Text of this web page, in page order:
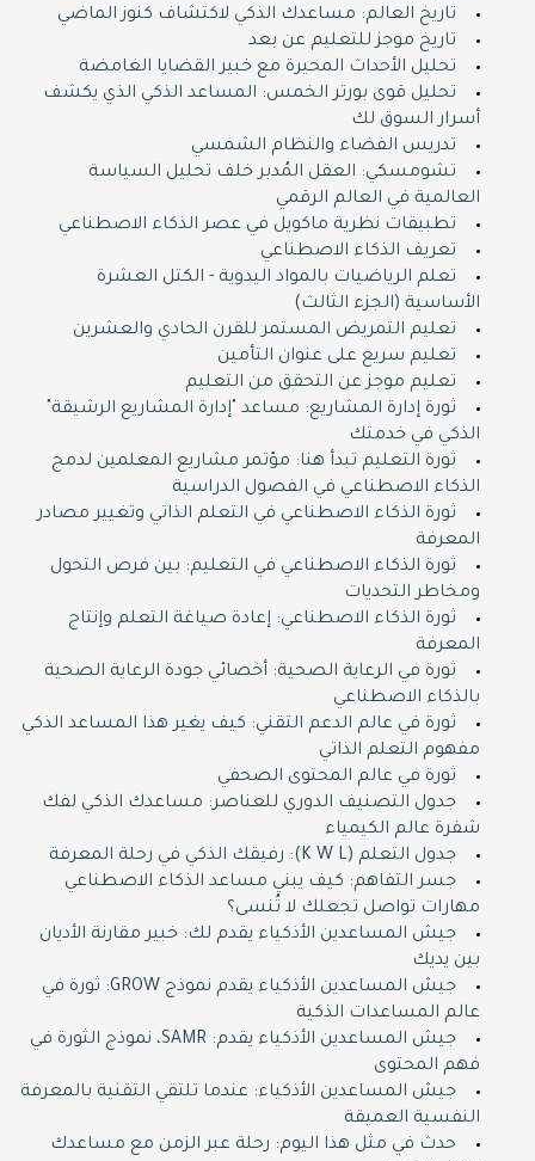
تاريخ العالم: مساعدك الذكي لاكتشاف كنوز الماضي
تاريخ موجز للتعليم عن بعد
تحليل الأحداث المحيرة مع خبير القضايا الغامضة
تحليل قوى بورتر الخمس: المساعد الذكي الذي يكشف
أسرار السوق لك
تدريس الفضاء والنظام الشمسي
تشومسكي: العقل المُدبر خلف تحليل السياسة
العالمية في العالم الرقمي
تطبيقات نظرية ماكويل في عصر الذكاء الاصطناعي
تعريف الذكاء الاصطناعي
تعلم الرياضيات بالمواد اليدوية - الكتل العشرة
الأساسية (الجزء الثالث)
تعليم التمريض المستمر للقرن الحادي والعشرين
تعليم سريع على عنوان التأمين
تعليم موجز عن التحقق من التعليم
ثورة إدارة المشاريع: مساعد "إدارة المشاريع الرشيقة"
الذكي في خدمتك
ثورة التعليم تبدأ هنا: مؤتمر مشاريع المعلمين لدمج
الذكاء الاصطناعي في الفصول الدراسية
ثورة الذكاء الاصطناعي في التعلم الذاتي وتغيير مصادر
المعرفة
ثورة الذكاء الاصطناعي في التعليم: بين فرص التحول
ومخاطر التحديات
ثورة الذكاء الاصطناعي: إعادة صياغة التعلم وإنتاج
المعرفة
ثورة في الرعاية الصحية: أخصائي جودة الرعاية الصحية
بالذكاء الاصطناعي
ثورة في عالم الدعم التقني: كيف يغير هذا المساعد الذكي
مفهوم التعلم الذاتي
ثورة في عالم المحتوى الصحفي
جدول التصنيف الدوري للعناصر: مساعدك الذكي لفك
شفرة عالم الكيمياء
جدول التعلم (K W L): رفيقك الذكي في رحلة المعرفة
جسر التفاهم: كيف يبني مساعد الذكاء الاصطناعي
مهارات تواصل تجعلك لا تُنسى؟
جيش المساعدين الأذكياء يقدم لك: خبير مقارنة الأديان
بين يديك
جيش المساعدين الأذكياء يقدم نموذج GROW: ثورة في
عالم المساعدات الذكية
جيش المساعدين الأذكياء يقدم: SAMR، نموذج الثورة في
فهم المحتوى
جيش المساعدين الأذكياء: عندما تلتقي التقنية بالمعرفة
النفسية العميقة
حدث في مثل هذا اليوم: رحلة عبر الزمن مع مساعدك